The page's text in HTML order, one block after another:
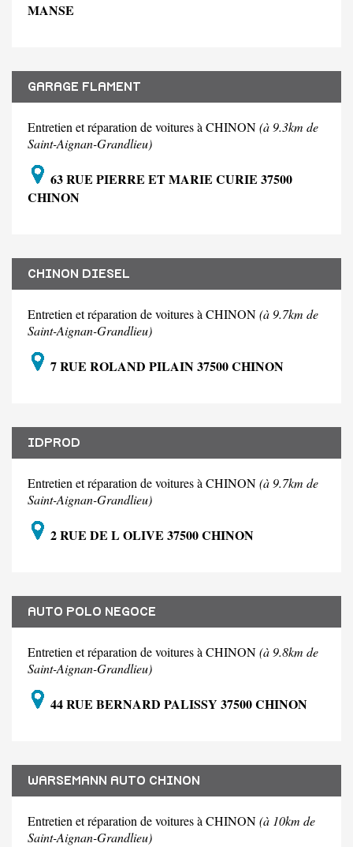
MANSE
GARAGE FLAMENT
Entretien et réparation de voitures à CHINON(à 9.3km de
Saint-Aignan-Grandlieu)
63 RUE PIERRE ET MARIE CURIE 37500
CHINON
CHINON DIESEL
Entretien et réparation de voitures à CHINON(à 9.7km de
Saint-Aignan-Grandlieu)
7 RUE ROLAND PILAIN 37500 CHINON
IDPROD
Entretien et réparation de voitures à CHINON(à 9.7km de
Saint-Aignan-Grandlieu)
2 RUE DE L OLIVE 37500 CHINON
AUTO POLO NEGOCE
Entretien et réparation de voitures à CHINON(à 9.8km de
Saint-Aignan-Grandlieu)
44 RUE BERNARD PALISSY 37500 CHINON
WARSEMANN AUTO CHINON
Entretien et réparation de voitures à CHINON(à 10km de
Saint-Aignan-Grandlieu)